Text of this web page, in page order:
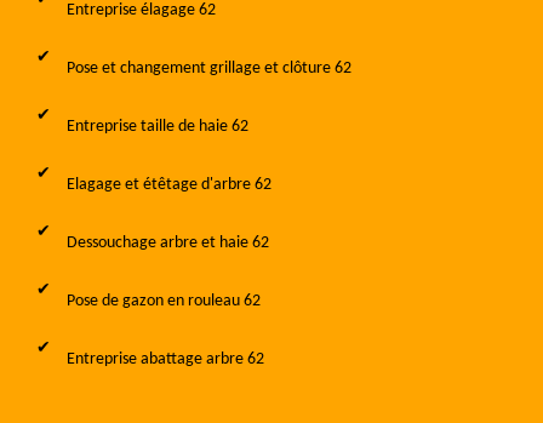
Entreprise élagage 62
Pose et changement grillage et clôture 62
Entreprise taille de haie 62
Elagage et étêtage d'arbre 62
Dessouchage arbre et haie 62
Pose de gazon en rouleau 62
Entreprise abattage arbre 62